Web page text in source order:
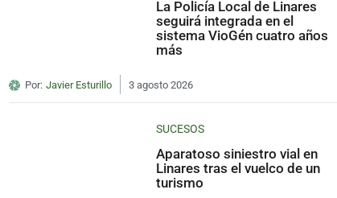
La Policía Local de Linares
seguirá integrada en el
sistema VioGén cuatro años
más
Por: Javier Esturillo 3 agosto 2026
SUCESOS
Aparatoso siniestro vial en
Linares tras el vuelco de un
turismo